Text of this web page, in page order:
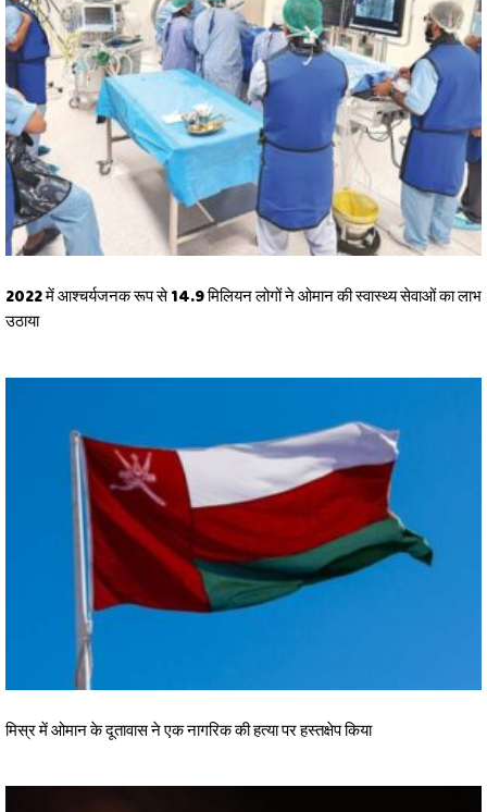
2022 में आश्चर्यजनक रूप से 14.9 मिलियन लोगों ने ओमान की स्वास्थ्य सेवाओं का लाभ
उठाया
मिस्र में ओमान के दूतावास ने एक नागरिक की हत्या पर हस्तक्षेप किया